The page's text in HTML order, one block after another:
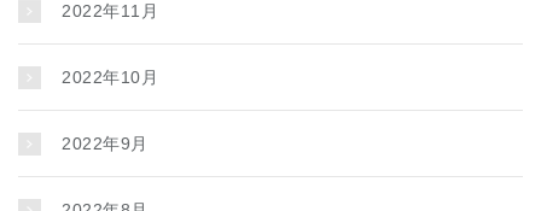
2022年11月
2022年10月
2022年9月